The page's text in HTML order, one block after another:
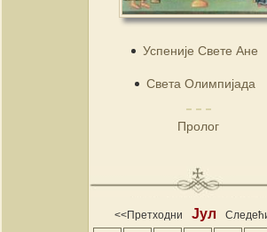
Успеније Свете Ане
Света Олимпијада
Пролог
<<Претходни Јул